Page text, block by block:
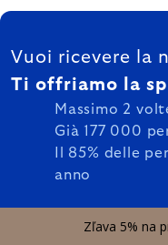
FOOTER
Vuoi ricevere la
Ti offriamo la
Massimo 2
Già 177 000
Il 85% delle
anno
Zľava 5% na